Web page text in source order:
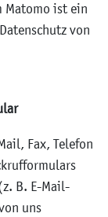
Matomo ist ein
von
Fax, Telefon
B. E-Mail-
uns